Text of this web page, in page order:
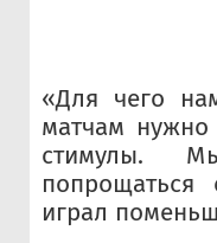
«Для чего
матчам нужно
стимулы.
играл